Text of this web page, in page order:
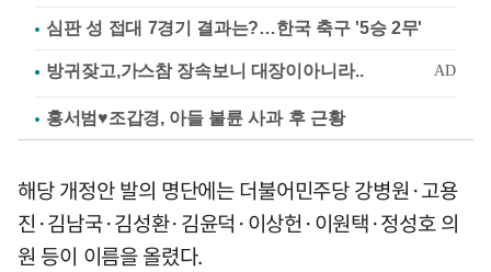
심판 성 접대 7경기 결과는?…한국 축구 '5승 2무'
홍서범♥조갑경, 아들 불륜 사과 후 근황
해당 개정안 발의 명단에는 더불어민주당 강병원·고용
진·김남국·김성환·김윤덕·이상헌·이원택·정성호 의
원 등이 이름을 올렸다.